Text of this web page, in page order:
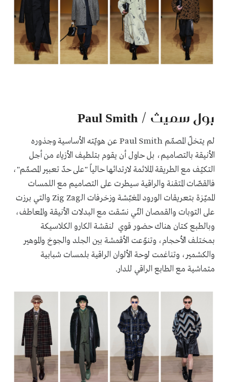
بول سميث / Paul Smith
لم يتخلّ المصمّم Paul Smith عن هويّته الأساسية وجذوره
الأنيقة بالتصاميم، بل حاول أن يقوم بتلطيف الأزياء من أجل
التكيّف مع الطريقة الملائمة لارتدائها حالياً "على حدّ تعبير المصمّم"،
فالقصّات المتقنة والراقية سيطرت على التصاميم مع اللمسات
المميّزة بتعريقات الورود المغبّشة وزخرفات الـZig Zag والتي برزت
على التوبات والقمصان التّي نسّقت مع البدلات الأنيقة والمعاطف،
وبالطبع كتان هناك حضور قوي لنقشة الكارو الكلاسيكة
بمختلف الأحجام، وتنوّعت الأقمشة بين الجلد والجوخ والموهير
والكشمير، وتناغمت لوحة الألوان الراقية بلمسات شبابية
متماشية مع الطابع الراقي للدار.